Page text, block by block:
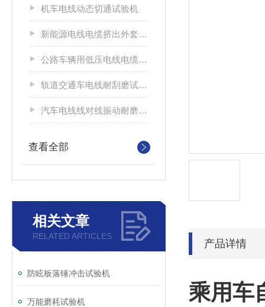
机车电线动态切通试验机
新能源电线电缆挤出外套刮磨试验仪
公路车辆用低压电线电缆耐刮磨试验机
轨道交通车电线耐刮磨试验机
汽车电线线对线振动耐磨试验机
查看全部
相关文章
RELATED ARTICLES
防眩板落锤冲击试验机
万能磨耗试验机
产品详情
乘用车